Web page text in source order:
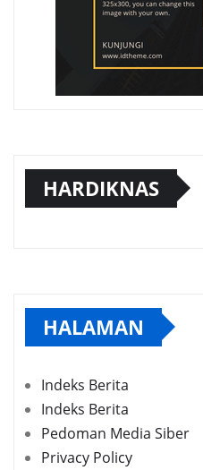
HARDIKNAS
HALAMAN
Indeks Berita
Indeks Berita
Pedoman Media Siber
Privacy Policy